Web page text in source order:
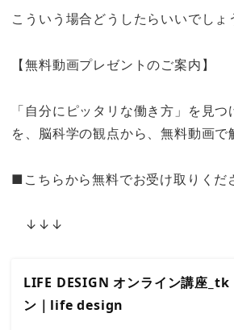
こういう場合どうしたらいいでしょ
【無料動画プレゼントのご案内】
「自分にピッタリな働き方」を見つ
を、脳科学の観点から、無料動画で
■こちらから無料でお受け取りくだ
↓↓↓
LIFE DESIGN オンライン講座
ン｜life design